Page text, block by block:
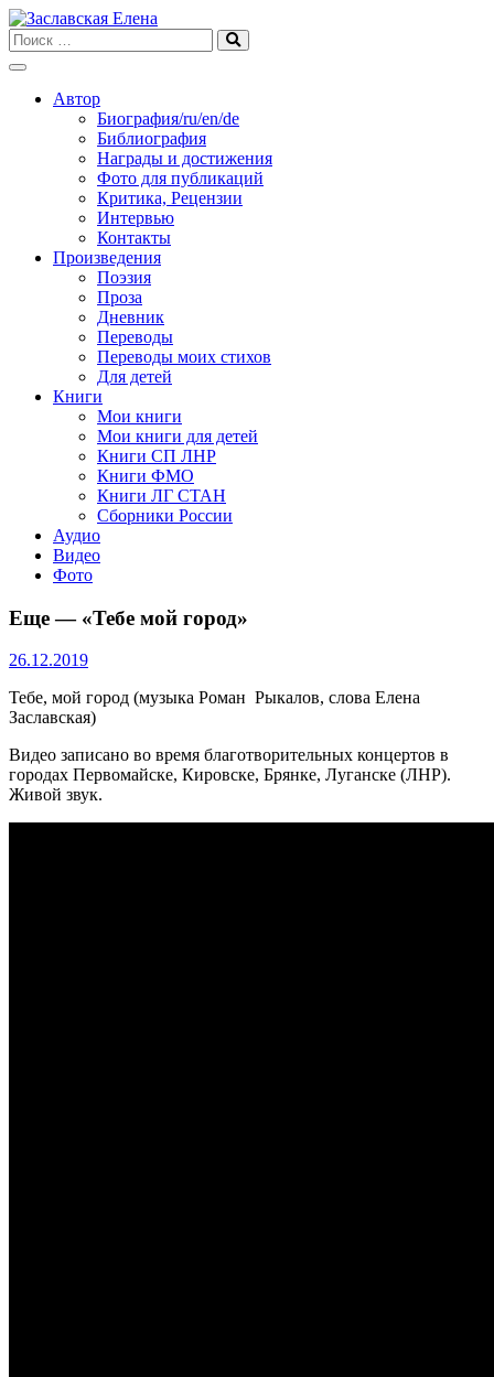
Skip
to
content
Автор
Биография/ru/en/de
Библиография
Награды и достижения
Фото для публикаций
Критика, Рецензии
Интервью
Контакты
Произведения
Поэзия
Проза
Дневник
Переводы
Переводы моих стихов
Для детей
Книги
Мои книги
Мои книги для детей
Книги СП ЛНР
Книги ФМО
Книги ЛГ СТАН
Сборники России
Аудио
Видео
Фото
Еще — «Тебе мой город»
26.12.2019
Тебе, мой город (музыка Роман Рыкалов, слова Елена
Заславская)
Видео записано во время благотворительных концертов в
городах Первомайске, Кировске, Брянке, Луганске (ЛНР).
Живой звук.